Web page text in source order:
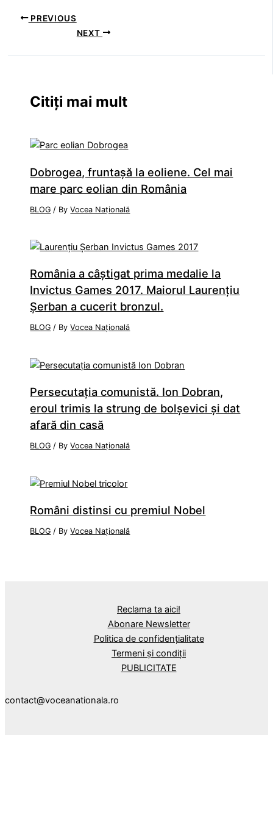
PREVIOUS
NEXT
Citiți mai mult
Dobrogea, fruntaşă la eoliene. Cel mai
mare parc eolian din România
BLOG / ByVocea Națională
România a câştigat prima medalie la
Invictus Games 2017. Maiorul Laurenţiu
Şerban a cucerit bronzul.
BLOG / ByVocea Națională
Persecutaţia comunistă. Ion Dobran,
eroul trimis la strung de bolşevici şi dat
afară din casă
BLOG / ByVocea Națională
Români distinsi cu premiul Nobel
BLOG / ByVocea Națională
Reclama ta aici!
Abonare Newsletter
Politica de confidențialitate
Termeni și condiții
PUBLICITATE
contact@voceanationala.ro